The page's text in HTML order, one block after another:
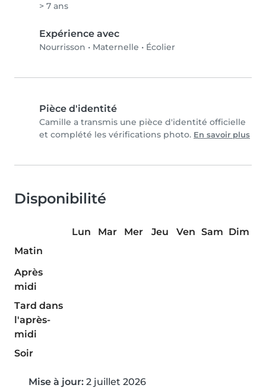
> 7 ans
Expérience avec
Nourrisson • Maternelle • Écolier
Pièce d'identité
Camille a transmis une pièce d'identité officielle
et complété les vérifications photo. En savoir plus
Disponibilité
Lun Mar Mer Jeu Ven Sam Dim
Matin
Après
midi
Tard dans
l'après-
midi
Soir
Mise à jour: 2 juillet 2026